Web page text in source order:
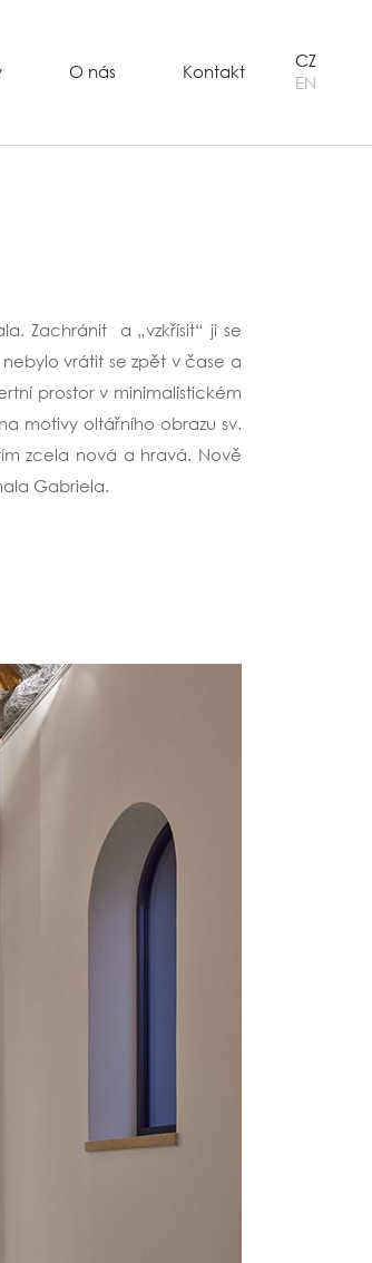
O nás Kontakt
CZ
EN
Zachránit a „vzkřísit“ ji se
vrátit se zpět v čase a
prostor v minimalistickém
motivy oltářního obrazu sv.
zcela nová a hravá. Nově
Gabriela.